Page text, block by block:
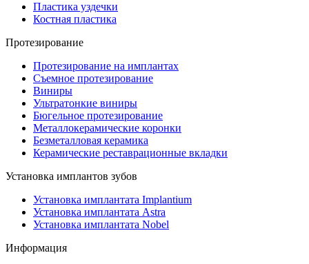
Пластика уздечки
Костная пластика
Протезирование
Протезирование на имплантах
Съемное протезирование
Виниры
Ультратонкие виниры
Бюгельное протезирование
Металлокерамические коронки
Безметалловая керамика
Керамические реставрационные вкладки
Установка имплантов зубов
Установка имплантата Implantium
Установка имплантата Astra
Установка имплантата Nobel
Информация